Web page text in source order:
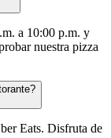
a 10:00 p.m. y
nuestra pizza
Eats. Disfruta de